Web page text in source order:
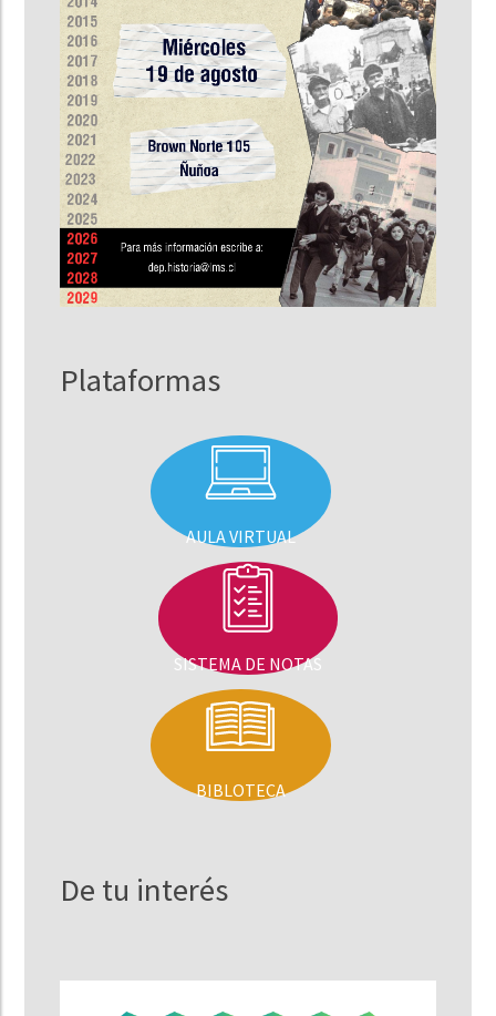
Plataformas
AULA VIRTUAL
SISTEMA DE NOTAS
BIBLOTECA
De tu interés